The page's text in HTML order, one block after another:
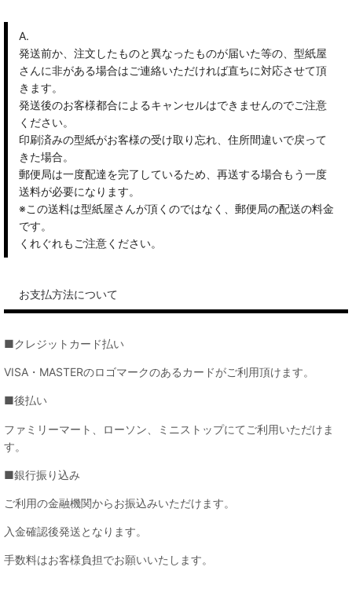
A.
発送前か、注文したものと異なったものが届いた等の、型紙屋
さんに非がある場合はご連絡いただければ直ちに対応させて頂
きます。
発送後のお客様都合によるキャンセルはできませんのでご注意
ください。
印刷済みの型紙がお客様の受け取り忘れ、住所間違いで戻って
きた場合。
郵便局は一度配達を完了しているため、再送する場合もう一度
送料が必要になります。
※この送料は型紙屋さんが頂くのではなく、郵便局の配送の料金
です。
くれぐれもご注意ください。
お支払方法について
■クレジットカード払い
VISA・MASTERのロゴマークのあるカードがご利用頂けます。
■後払い
ファミリーマート、ローソン、ミニストップにてご利用いただけま
す。
■銀行振り込み
ご利用の金融機関からお振込みいただけます。
入金確認後発送となります。
手数料はお客様負担でお願いいたします。